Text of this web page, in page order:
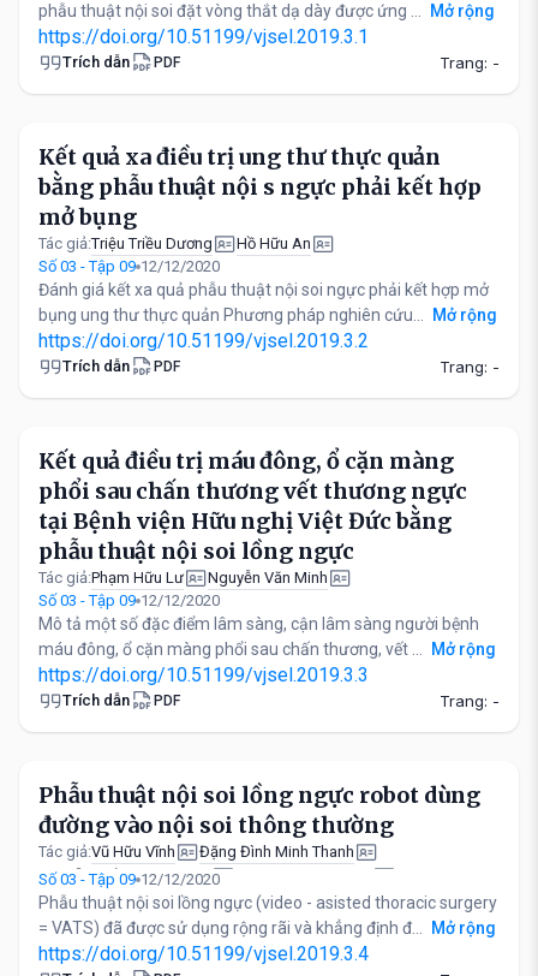
phẫu thuật nội soi đặt vòng thắt dạ dày được ứng ...
Mở rộng
https://doi.org/10.51199/vjsel.2019.3.1
Trích dẫn PDF Trang: -
Kết quả xa điều trị ung thư thực quản
bằng phẫu thuật nội s ngực phải kết hợp
mở bụng
Tác giả:Triệu Triều Dương
Hồ Hữu An
Số 03 - Tập 09 12/12/2020
Đánh giá kết xa quả phẫu thuật nội soi ngực phải kết hợp mở
bụng ung thư thực quản Phương pháp nghiên cứu...
Mở rộng
https://doi.org/10.51199/vjsel.2019.3.2
Trích dẫn PDF Trang: -
Kết quả điều trị máu đông, ổ cặn màng
phổi sau chấn thương vết thương ngực
tại Bệnh viện Hữu nghị Việt Đức bằng
phẫu thuật nội soi lồng ngực
Tác giả:Phạm Hữu Lư
Nguyễn Văn Minh
Số 03 - Tập 09 12/12/2020
Mô tả một số đặc điểm lâm sàng, cận lâm sàng người bệnh
máu đông, ổ cặn màng phổi sau chấn thương, vết ...
Mở rộng
https://doi.org/10.51199/vjsel.2019.3.3
Trích dẫn PDF Trang: -
Phẫu thuật nội soi lồng ngực robot dùng
đường vào nội soi thông thường
Tác giả:Vũ Hữu Vĩnh
Đặng Đình Minh Thanh
Nguyễn Viết Đăng Quang
Số 03 - Tập 09 12/12/2020
Phẫu thuật nội soi lồng ngực (video - asisted thoracic surgery
= VATS) đã được sử dụng rộng rãi và khẳng định đ...
Mở rộng
https://doi.org/10.51199/vjsel.2019.3.4